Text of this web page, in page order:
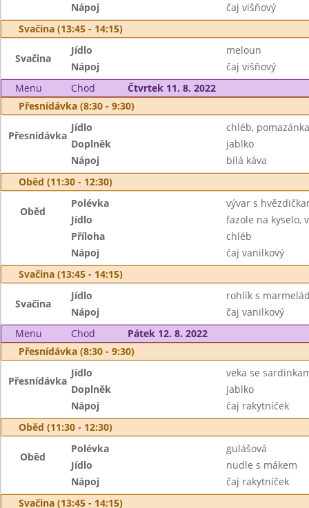
Nápoj
čaj višňový
Svačina (13:45 - 14:15)
Svačina
Jídlo
meloun
Nápoj
čaj višňový
Menu
Chod
Čtvrtek 11. 8. 2022
Přesnídávka (8:30 - 9:30)
Přesnídávka
Jídlo
chléb,
Doplněk
jablko
Nápoj
bílá káva
Oběd (11:30 - 12:30)
Oběd
Polévka
vývar s
Jídlo
fazole na kyselo,
Příloha
chléb
Nápoj
čaj vanilkový
Svačina (13:45 - 14:15)
Svačina
Jídlo
rohlík s
Nápoj
čaj vanilkový
Menu
Chod
Pátek 12. 8. 2022
Přesnídávka (8:30 - 9:30)
Přesnídávka
Jídlo
veka se
Doplněk
jablko
Nápoj
čaj rakytníček
Oběd (11:30 - 12:30)
Oběd
Polévka
gulášová
Jídlo
nudle s mákem
Nápoj
čaj rakytníček
Svačina (13:45 - 14:15)